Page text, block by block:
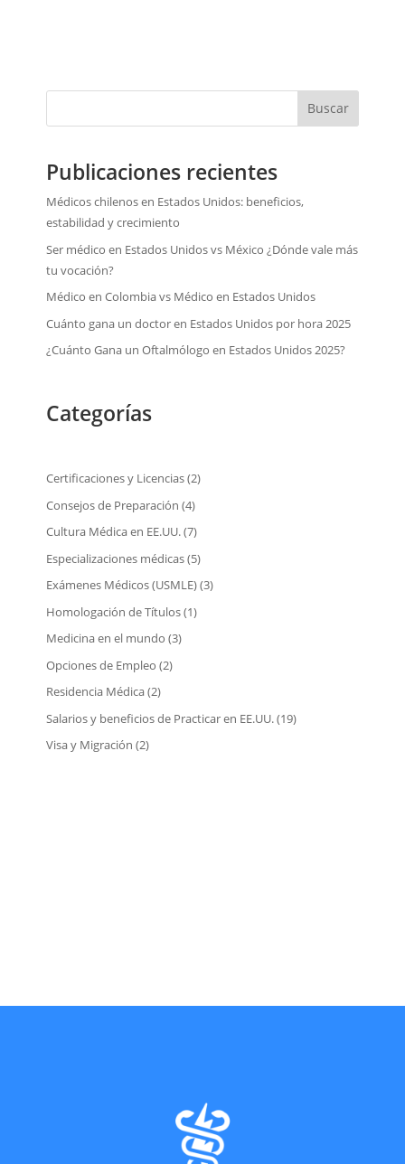
Buscar
Publicaciones recientes
Médicos chilenos en Estados Unidos: beneficios,
estabilidad y crecimiento
Ser médico en Estados Unidos vs México ¿Dónde vale más
tu vocación?
Médico en Colombia vs Médico en Estados Unidos
Cuánto gana un doctor en Estados Unidos por hora 2025
¿Cuánto Gana un Oftalmólogo en Estados Unidos 2025?
Categorías
Certificaciones y Licencias(2)
Consejos de Preparación (4)
Cultura Médica en EE.UU.(7)
Especializaciones médicas(5)
Exámenes Médicos (USMLE)(3)
Homologación de Títulos(1)
Medicina en el mundo (3)
Opciones de Empleo (2)
Residencia Médica(2)
Salarios y beneficios de Practicar en EE.UU.(19)
Visa y Migración (2)